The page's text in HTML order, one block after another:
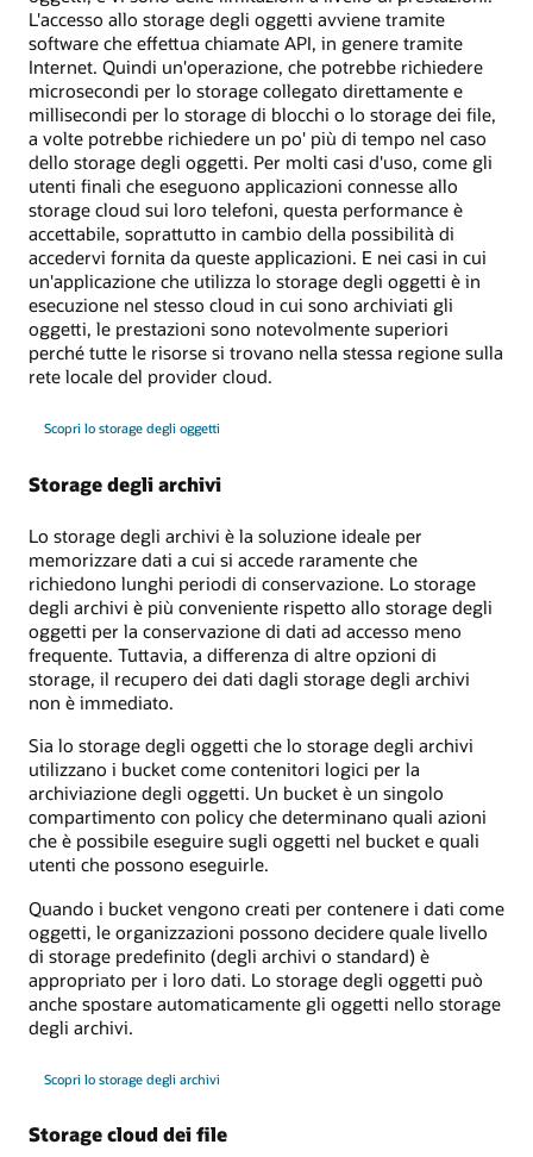
L'accesso allo storage degli oggetti avviene tramite
software che effettua chiamate API, in genere tramite
Internet. Quindi un'operazione, che potrebbe richiedere
microsecondi per lo storage collegato direttamente e
millisecondi per lo storage di blocchi o lo storage dei file,
a volte potrebbe richiedere un po' più di tempo nel caso
dello storage degli oggetti. Per molti casi d'uso, come gli
utenti finali che eseguono applicazioni connesse allo
storage cloud sui loro telefoni, questa performance è
accettabile, soprattutto in cambio della possibilità di
accedervi fornita da queste applicazioni. E nei casi in cui
un'applicazione che utilizza lo storage degli oggetti è in
esecuzione nel stesso cloud in cui sono archiviati gli
oggetti, le prestazioni sono notevolmente superiori
perché tutte le risorse si trovano nella stessa regione sulla
rete locale del provider cloud.
Scopri lo storage degli oggetti
Storage degli archivi
Lo storage degli archivi è la soluzione ideale per
memorizzare dati a cui si accede raramente che
richiedono lunghi periodi di conservazione. Lo storage
degli archivi è più conveniente rispetto allo storage degli
oggetti per la conservazione di dati ad accesso meno
frequente. Tuttavia, a differenza di altre opzioni di
storage, il recupero dei dati dagli storage degli archivi
non è immediato.
Sia lo storage degli oggetti che lo storage degli archivi
utilizzano i bucket come contenitori logici per la
archiviazione degli oggetti. Un bucket è un singolo
compartimento con policy che determinano quali azioni
che è possibile eseguire sugli oggetti nel bucket e quali
utenti che possono eseguirle.
Quando i bucket vengono creati per contenere i dati come
oggetti, le organizzazioni possono decidere quale livello
di storage predefinito (degli archivi o standard) è
appropriato per i loro dati. Lo storage degli oggetti può
anche spostare automaticamente gli oggetti nello storage
degli archivi.
Scopri lo storage degli archivi
Storage cloud dei file